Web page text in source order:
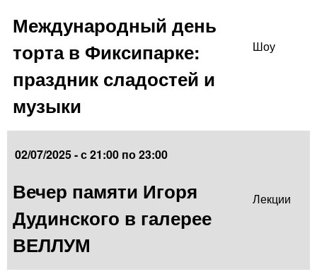
Международный день
торта в Фиксипарке:
праздник сладостей и
музыки
Шоу
02/07/2025 -с21:00 по23:00
Вечер памяти Игоря
Дудинского в галерее
ВЕЛЛУМ
Лекции